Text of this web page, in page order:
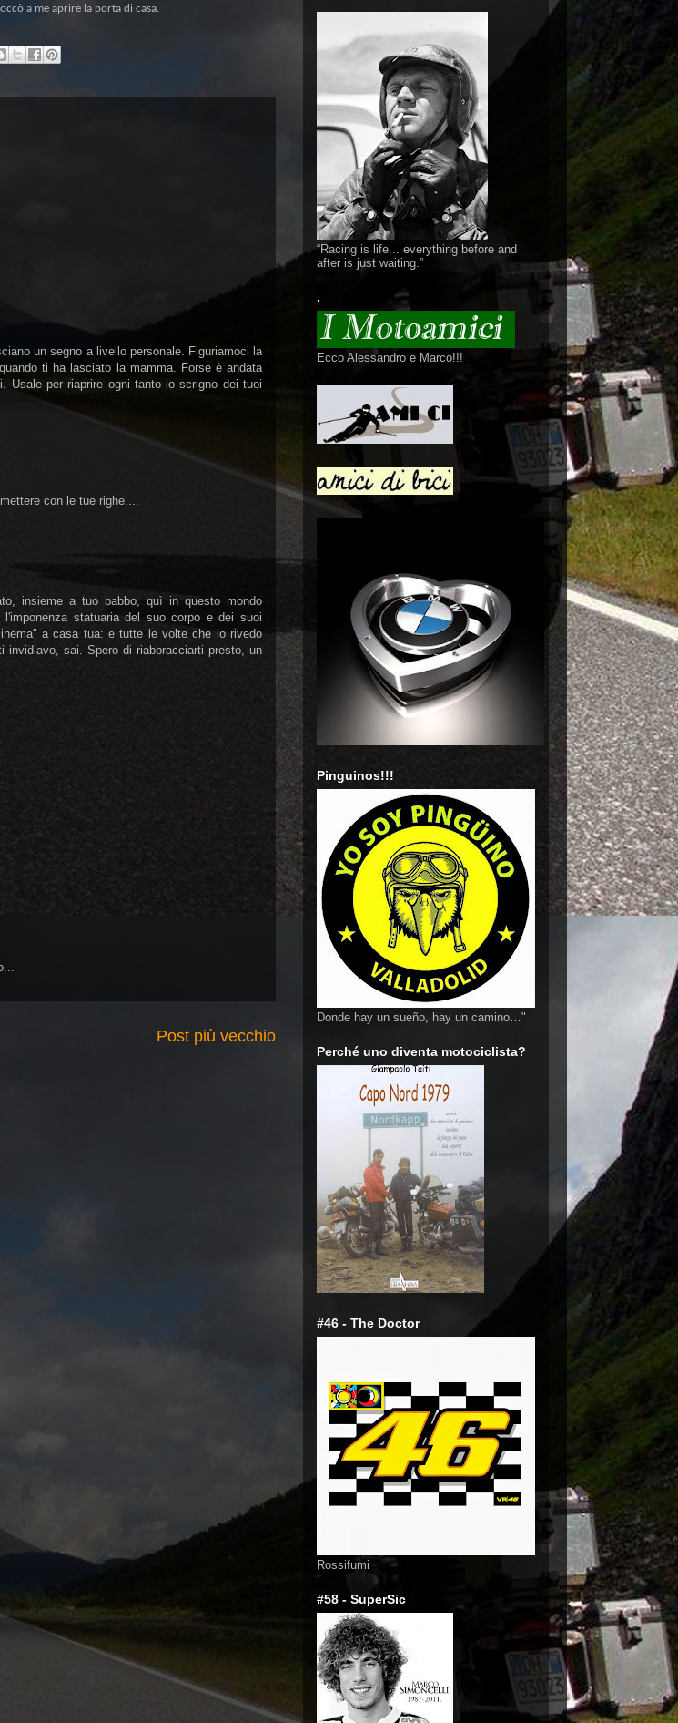
a me aprire la porta di casa.
un segno a livello personale. Figuriamoci la
ti ha lasciato la mamma. Forse è andata
per riaprire ogni tanto lo scrigno dei tuoi
con le tue righe....
insieme a tuo babbo, quì in questo mondo
statuaria del suo corpo e dei suoi
a casa tua: e tutte le volte che lo rivedo
sai. Spero di riabbracciarti presto, un
Post più vecchio
“Racing is life... everything before and
after is just waiting.”
.
Ecco Alessandro e Marco!!!
Pinguinos!!!
Donde hay un sueño, hay un camino…"
Perché uno diventa motociclista?
#46 - The Doctor
Rossifumi
#58 - SuperSic